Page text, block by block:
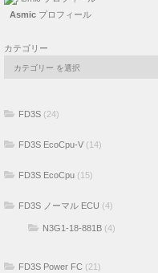
Asmicプロフィール
カテゴリー
FD3S (24)
FD3S EcoCpu-V (14)
FD3S EcoCpu (15)
FD3S ノーマル ECU (4)
N3G1-18-881B (4)
FD3S Power FC (21)